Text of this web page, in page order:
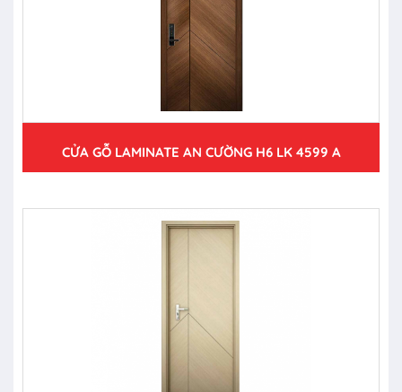
CỬA GỖ LAMINATE AN CƯỜNG H6 LK 4599 A